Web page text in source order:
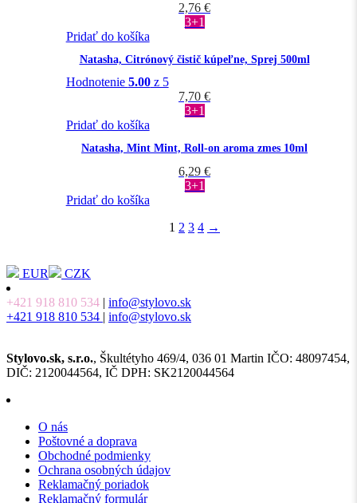
2,76 €
3+1
Pridať do košíka
Natasha, Citrónový čistič kúpeľne, Sprej 500ml
Hodnotenie 5.00z 5
7,70 €
3+1
Pridať do košíka
Natasha, Mint Mint, Roll-on aroma zmes 10ml
6,29 €
3+1
Pridať do košíka
1 2 3 4 →
EUR CZK
+421 918 810 534 | info@stylovo.sk
+421 918 810 534 | info@stylovo.sk
Stylovo.sk, s.r.o., Škultétyho 469/4, 036 01 Martin IČO: 48097454,
DIČ: 2120044564, IČ DPH: SK2120044564
O nás
Poštovné a doprava
Obchodné podmienky
Ochrana osobných údajov
Reklamačný poriadok
Reklamačný formulár